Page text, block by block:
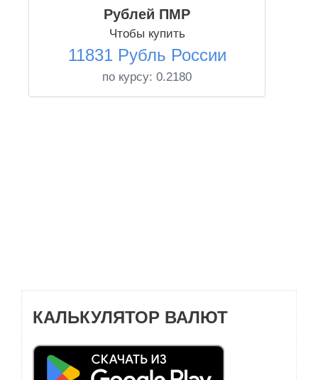
Рублей ПМР
Чтобы купить
11831 Рубль России
по курсу: 0.2180
КАЛЬКУЛЯТОР ВАЛЮТ